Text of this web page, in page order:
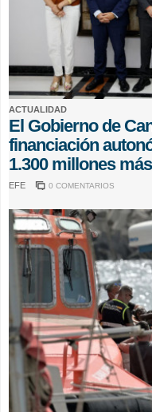
ACTUALIDAD
El Gobierno de
financiación
1.300 millones
EFE 0 COMENTARIOS